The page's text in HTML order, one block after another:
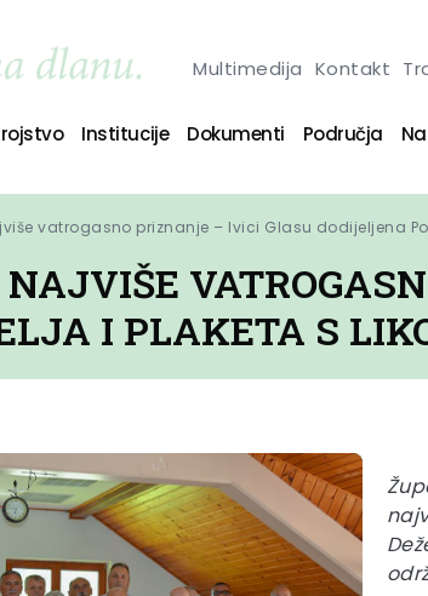
Multimedija Kontakt
Institucije Dokumenti Područja
vatrogasno priznanje – Ivici Glasu dodijeljena
NAJVIŠE
I PLAKETA S